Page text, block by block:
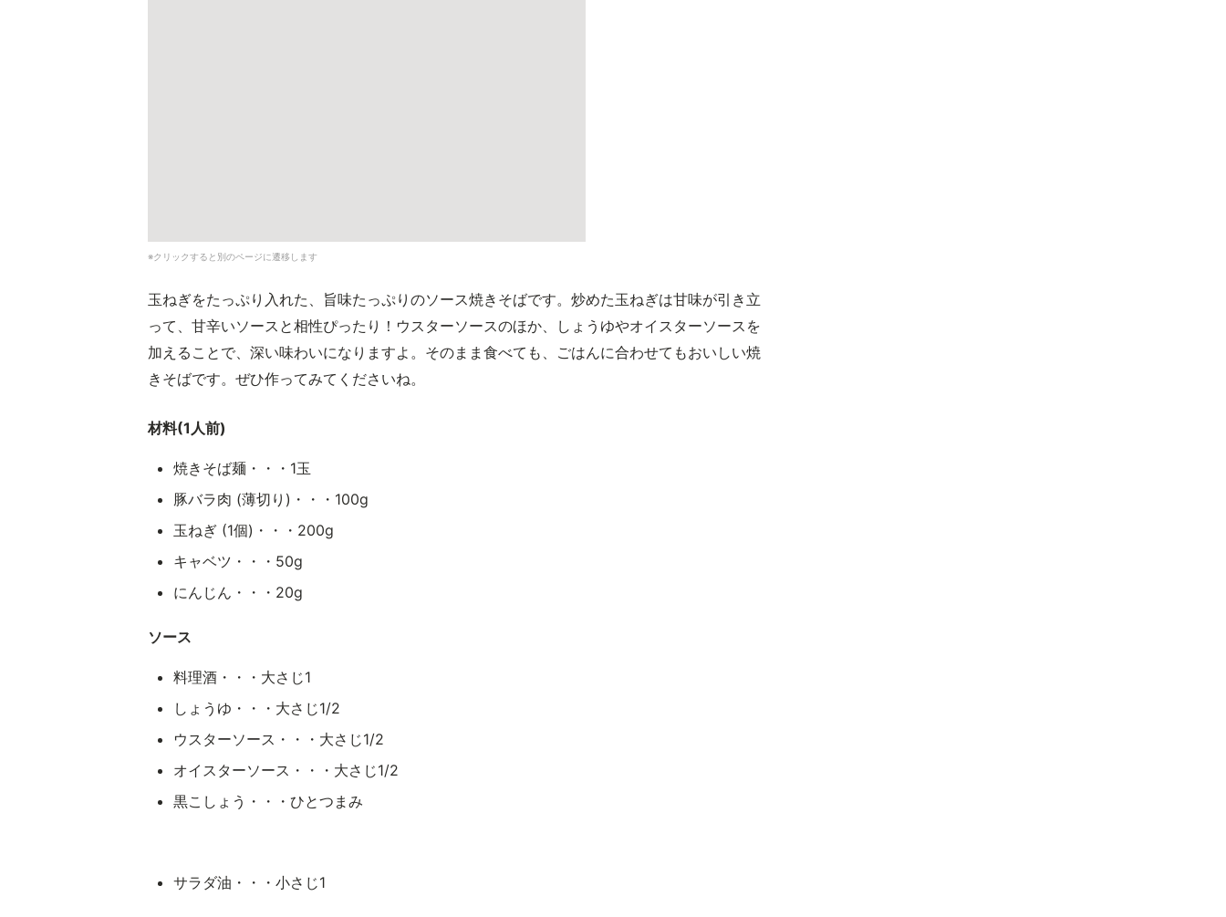
※クリックすると別のページに遷移します
玉ねぎをたっぷり入れた、旨味たっぷりのソース焼きそばです。炒めた玉ねぎは甘味が引き立
って、甘辛いソースと相性ぴったり！ウスターソースのほか、しょうゆやオイスターソースを
加えることで、深い味わいになりますよ。そのまま食べても、ごはんに合わせてもおいしい焼
きそばです。ぜひ作ってみてくださいね。
材料(1人前)
焼きそば麺・・・1玉
豚バラ肉 (薄切り)・・・100g
玉ねぎ (1個)・・・200g
キャベツ・・・50g
にんじん・・・20g
ソース
料理酒・・・大さじ1
しょうゆ・・・大さじ1/2
ウスターソース・・・大さじ1/2
オイスターソース・・・大さじ1/2
黒こしょう・・・ひとつまみ
サラダ油・・・小さじ1